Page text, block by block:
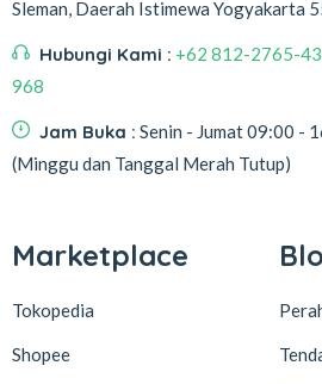
Sleman, Daerah Istimewa Yogyakarta
Hubungi Kami : +62 812-2765-
968
Jam Buka : Senin - Jumat 09:00 -
(Minggu dan Tanggal Merah Tutup)
Marketplace
Tokopedia
Shopee